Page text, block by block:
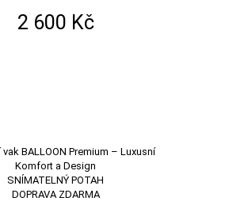
2 600 Kč
SNÍMATELNÝ POTAH
DOPRAVA ZDARMA